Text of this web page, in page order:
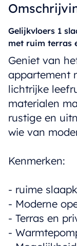
Gelijkvloers 1
met ruim terras
Geniet van
appartement
lichtrijke
materialen
rustige en
wie van
Kenmerken:
- ruime
- Moderne
- Terras en
-